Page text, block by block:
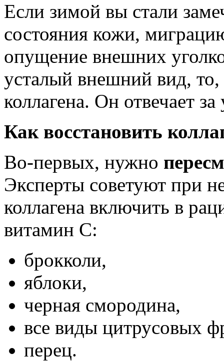
Если зимой вы стали
состояния кожи,
опущение внешних
усталый внешний вид, то,
коллагена. Он отвечает
Как восстановить
Во-первых, нужно
Эксперты советуют при
коллагена включить в
витамин С:
брокколи,
яблоки,
черная смородина,
все виды цитрусовых
перец.